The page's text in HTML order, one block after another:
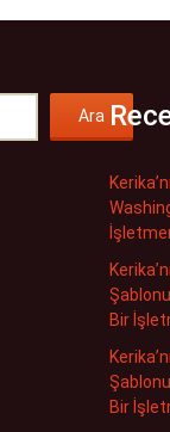
Ara
Bir
Bir